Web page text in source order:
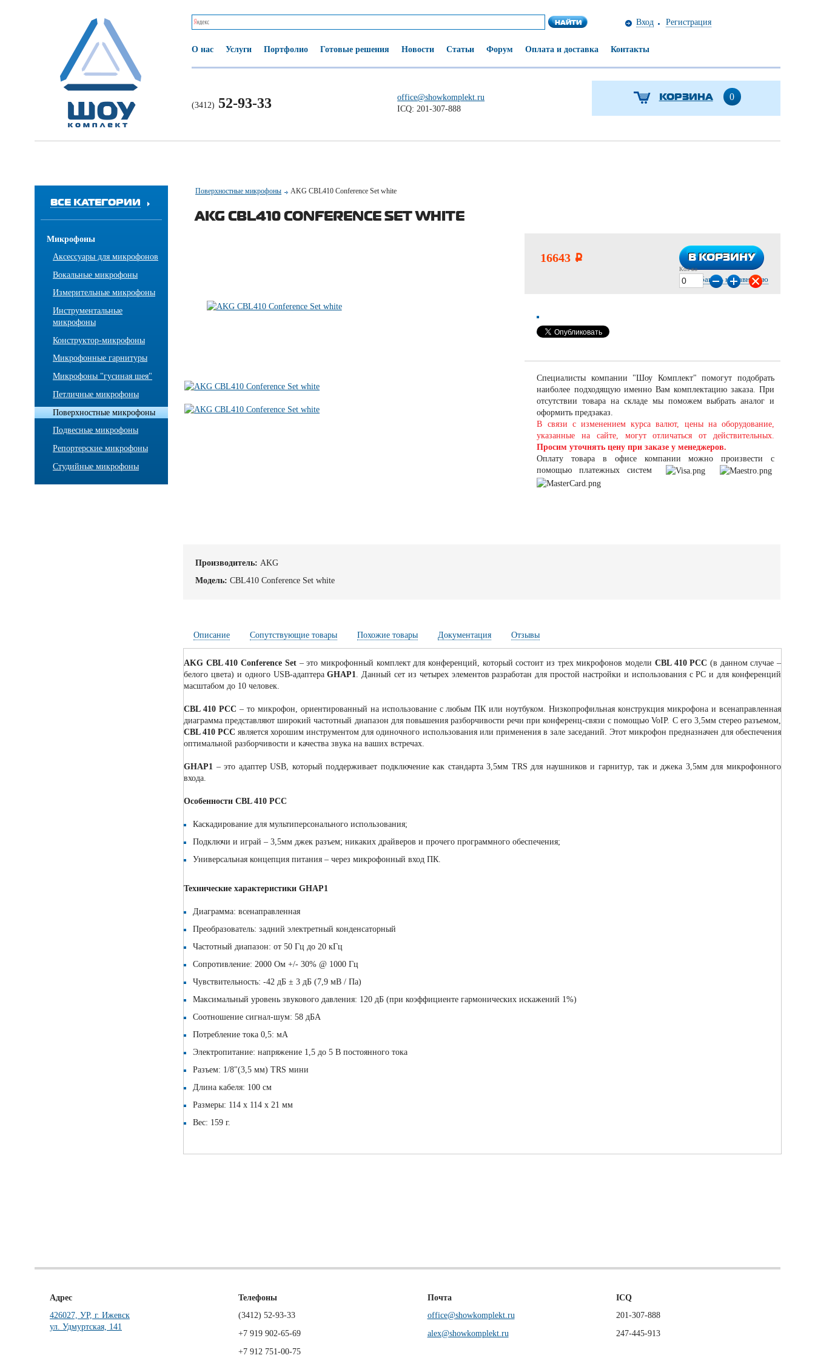
Вход Регистрация
О нас Услуги Портфолио Готовые решения Новости Статьи Форум Оплата и доставка Контакты
(3412) 52-93-33
office@showkomplekt.ru
ICQ: 201-307-888
КОРЗИНА 0
ВСЕ КАТЕГОРИИ
Микрофоны
Аксессуары для микрофонов
Вокальные микрофоны
Измерительные микрофоны
Инструментальные
микрофоны
Конструктор-микрофоны
Микрофонные гарнитуры
Микрофоны "гусиная шея"
Петличные микрофоны
Поверхностные микрофоны
Подвесные микрофоны
Репортерские микрофоны
Студийные микрофоны
Поверхностные микрофоны AKG CBL410 Conference Set white
AKG CBL410 CONFERENCE SET WHITE
16643 i В КОРЗИНУ
В КОРЗИНУ
Кол-во
Добавить к сравнению
Специалисты компании "Шоу Комплект" помогут подобрать
наиболее подходящую именно Вам комплектацию заказа. При
отсутствии товара на складе мы поможем выбрать аналог и
оформить предзаказ.
В связи с изменением курса валют, цены на оборудование,
указанные на сайте, могут отличаться от действительных.
Просим уточнять цену при заказе у менеджеров.
Оплату товара в офисе компании можно произвести с
помощью платежных систем
Производитель: AKG
Модель: CBL410 Conference Set white
Описание Сопутствующие товары Похожие товары Документация Отзывы
AKG CBL 410 Conference Set– это микрофонный комплект для конференций, который состоит из трех микрофонов модели CBL 410 PCC (в данном случае –
белого цвета) и одного USB-адаптераGHAP1. Данный сет из четырех элементов разработан для простой настройки и использования с PC и для конференций
масштабом до 10 человек.
CBL 410 PCC – то микрофон, ориентированный на использование с любым ПК или ноутбуком. Низкопрофильная конструкция микрофона и всенаправленная
диаграмма представляют широкий частотный диапазон для повышения разборчивости речи при конференц-связи с помощью VoIP. С его 3,5мм стерео разъемом,
CBL 410 PCC является хорошим инструментом для одиночного использования или применения в зале заседаний. Этот микрофон предназначен для обеспечения
оптимальной разборчивости и качества звука на ваших встречах.
GHAP1 – это адаптер USB, который поддерживает подключение как стандарта 3,5мм TRS для наушников и гарнитур, так и джека 3,5мм для микрофонного
входа.
Особенности CBL 410 PCC
Каскадирование для мультиперсонального использования;
Подключи и играй – 3,5мм джек разъем; никаких драйверов и прочего программного обеспечения;
Универсальная концепция питания – через микрофонный вход ПК.
Технические характеристики GHAP1
Диаграмма: всенаправленная
Преобразователь: задний электретный конденсаторный
Частотный диапазон: от 50 Гц до 20 кГц
Сопротивление: 2000 Ом +/- 30% @ 1000 Гц
Чувствительность: -42 дБ ± 3 дБ (7,9 мВ / Па)
Максимальный уровень звукового давления: 120 дБ (при коэффициенте гармонических искажений 1%)
Соотношение сигнал-шум: 58 дБА
Потребление тока 0,5: мА
Электропитание: напряжение 1,5 до 5 В постоянного тока
Разъем: 1/8"(3,5 мм) TRS мини
Длина кабеля: 100 см
Размеры: 114 х 114 х 21 мм
Вес: 159 г.
Адрес
426027, УР, г. Ижевск
ул. Удмуртская, 141
Телефоны
(3412) 52-93-33
+7 919 902-65-69
+7 912 751-00-75
Почта
office@showkomplekt.ru
alex@showkomplekt.ru
ICQ
201-307-888
247-445-913